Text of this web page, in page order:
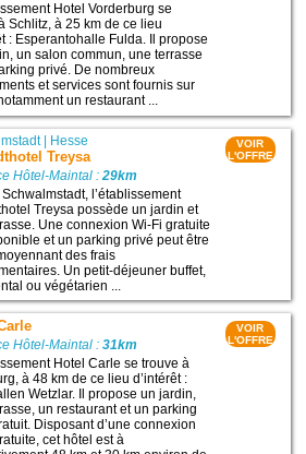
Hotel Vorderburg se
Schlitz, à 25 km de ce lieu
: Esperantohalle Fulda. Il propose
un salon commun, une terrasse
privé. De nombreux
et services sont fournis sur
un restaurant ...
| Hesse
Treysa
Hôtel-Maintal :29km
l’établissement
Treysa possède un jardin et
Une connexion Wi-Fi gratuite
et un parking privé peut être
des frais
Un petit-déjeuner buffet,
ou végétarien ...
VOIR
L'OFFRE
Hôtel-Maintal :31km
Hotel Carle se trouve à
à 48 km de ce lieu d’intérêt :
Wetzlar. Il propose un jardin,
un restaurant et un parking
Disposant d’une connexion
cet hôtel est à
VOIR
L'OFFRE